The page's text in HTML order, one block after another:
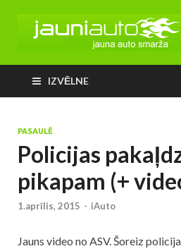
IZVĒLNE
PASAULĒ
Policijas
pikapam (+
1.aprīlis, 2015 - iAuto
Jauns video no ASV. Šoreiz